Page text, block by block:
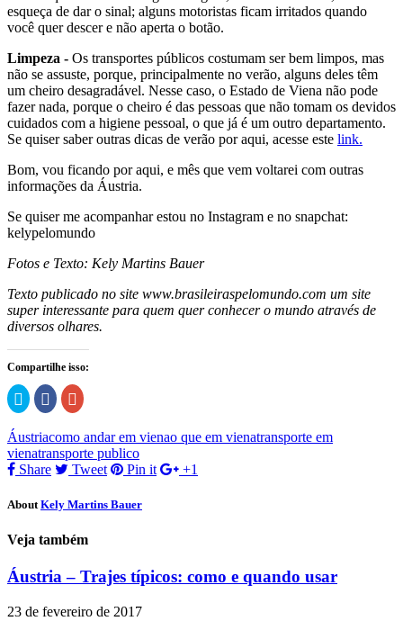
esqueça de dar o sinal; alguns motoristas ficam irritados quando
você quer descer e não aperta o botão.
Limpeza - Os transportes públicos costumam ser bem limpos, mas
não se assuste, porque, principalmente no verão, alguns deles têm
um cheiro desagradável. Nesse caso, o Estado de Viena não pode
fazer nada, porque o cheiro é das pessoas que não tomam os devidos
cuidados com a higiene pessoal, o que já é um outro departamento.
Se quiser saber outras dicas de verão por aqui, acesse este link.
Bom, vou ficando por aqui, e mês que vem voltarei com outras
informações da Áustria.
Se quiser me acompanhar estou no Instagram e no snapchat:
kelypelomundo
Fotos e Texto: Kely Martins Bauer
Texto publicado no site www.brasileiraspelomundo.com um site
super interessante para quem quer conhecer o mundo através de
diversos olhares.
Compartilhe isso:
Clique
para
compartilhar
Twitter(abre
em
nova
janela)
Clique
para
compartilhar
Facebook(abre
em
nova
janela)
Compartilhe
no
em
nova
janela)
Áustriacomo andar em vienao que em vienatransporte em
vienatransporte publico
Share
Tweet Pin it +1
About Kely Martins Bauer
Veja também
Áustria – Trajes típicos: como e quando usar
23 de fevereiro de 2017